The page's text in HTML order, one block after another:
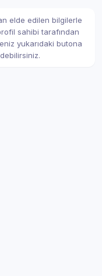
elde edilen bilgilerle
sahibi tarafından
yukarıdaki butona